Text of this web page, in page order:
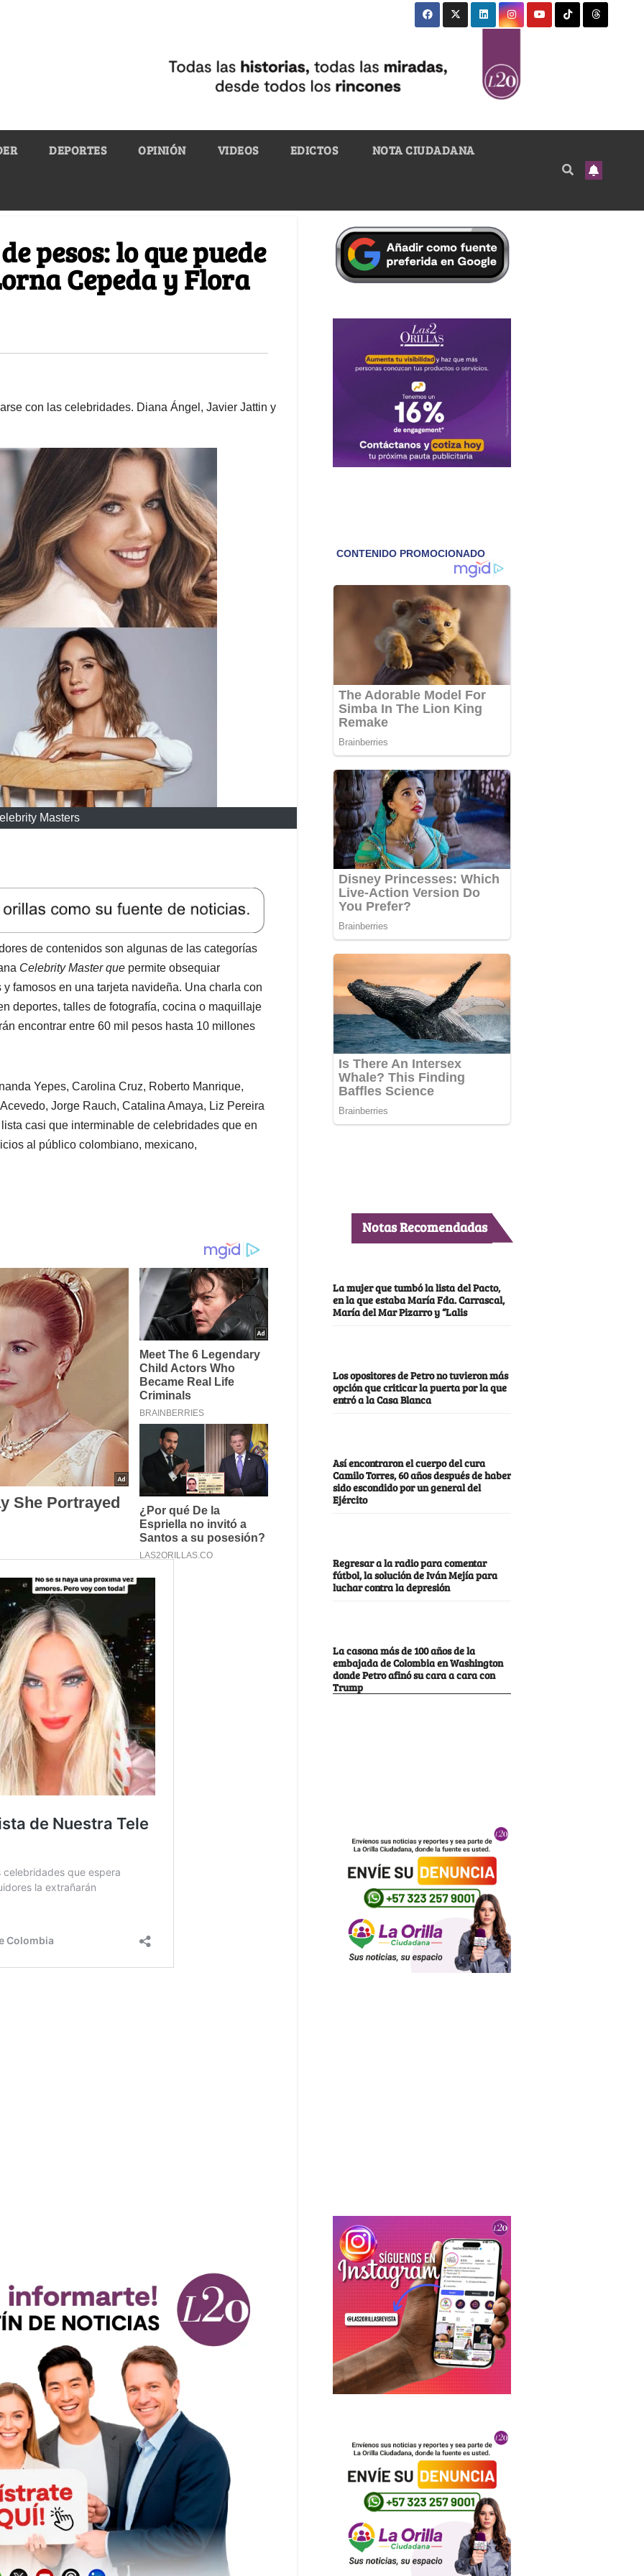
DEPORTES OPINIÓN VIDEOS EDICTOS NOTA CIUDADANA
pesos: lo que puede
Cepeda y Flora
con las celebridades. Diana Ángel, Javier Jattin y
Masters
de contenidos son algunas de las categorías
Celebrity Master que permite obsequiar
famosos en una tarjeta navideña. Una charla con
deportes, talles de fotografía, cocina o maquillaje
encontrar entre 60 mil pesos hasta 10 millones
Yepes, Carolina Cruz, Roberto Manrique,
Jorge Rauch, Catalina Amaya, Liz Pereira
casi que interminable de celebridades que en
al público colombiano, mexicano,
Notas Recomendadas
La mujer que tumbó la lista del Pacto,
en la que estaba María Fda. Carrascal,
María del Mar Pizarro y “Lalis
Los opositores de Petro no tuvieron más
opción que criticar la puerta por la que
entró a la Casa Blanca
Así encontraron el cuerpo del cura
Camilo Torres, 60 años después de haber
sido escondido por un general del
Ejército
Regresar a la radio para comentar
fútbol, la solución de Iván Mejía para
luchar contra la depresión
La casona más de 100 años de la
embajada de Colombia en Washington
donde Petro afinó su cara a cara con
Trump